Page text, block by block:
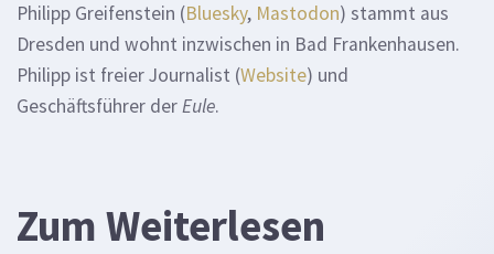
Philipp Greifenstein (Bluesky, Mastodon) stammt aus
Dresden und wohnt inzwischen in Bad Frankenhausen.
Philipp ist freier Journalist (Website) und
Geschäftsführer derEule.
Zum Weiterlesen